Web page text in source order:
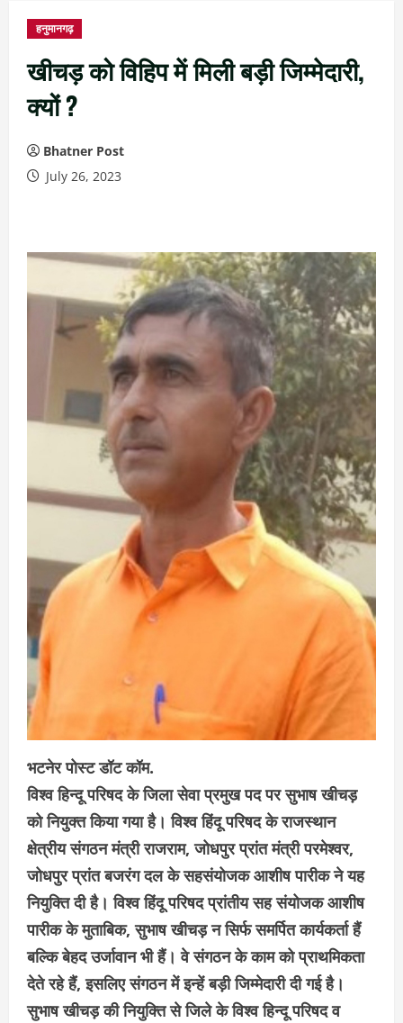
हनुमानगढ़
खीचड़ को विहिप में मिली बड़ी जिम्मेदारी,
क्यों ?
Bhatner Post
July 26, 2023
भटनेर पोस्ट डॉट कॉम.
विश्व हिन्दू परिषद के जिला सेवा प्रमुख पद पर सुभाष खीचड़
को नियुक्त किया गया है। विश्व हिंदू परिषद के राजस्थान
क्षेत्रीय संगठन मंत्री राजराम, जोधपुर प्रांत मंत्री परमेश्वर,
जोधपुर प्रांत बजरंग दल के सहसंयोजक आशीष पारीक ने यह
नियुक्ति दी है। विश्व हिंदू परिषद प्रांतीय सह संयोजक आशीष
पारीक के मुताबिक, सुभाष खीचड़ न सिर्फ समर्पित कार्यकर्ता हैं
बल्कि बेहद उर्जावान भी हैं। वे संगठन के काम को प्राथमिकता
देते रहे हैं, इसलिए संगठन में इन्हें बड़ी जिम्मेदारी दी गई है।
सुभाष खीचड़ की नियुक्ति से जिले के विश्व हिन्दू परिषद व